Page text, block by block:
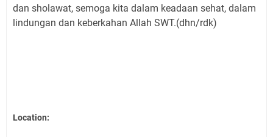
dan sholawat, semoga kita dalam keadaan sehat, dalam
lindungan dan keberkahan Allah SWT.(dhn/rdk)
Location: